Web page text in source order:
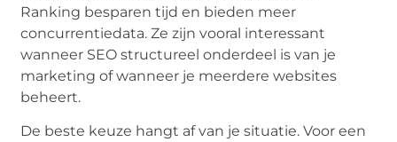
Ranking besparen tijd en bieden meer
concurrentiedata. Ze zijn vooral interessant
wanneer SEO structureel onderdeel is van je
marketing of wanneer je meerdere websites
beheert.
De beste keuze hangt af van je situatie. Voor een